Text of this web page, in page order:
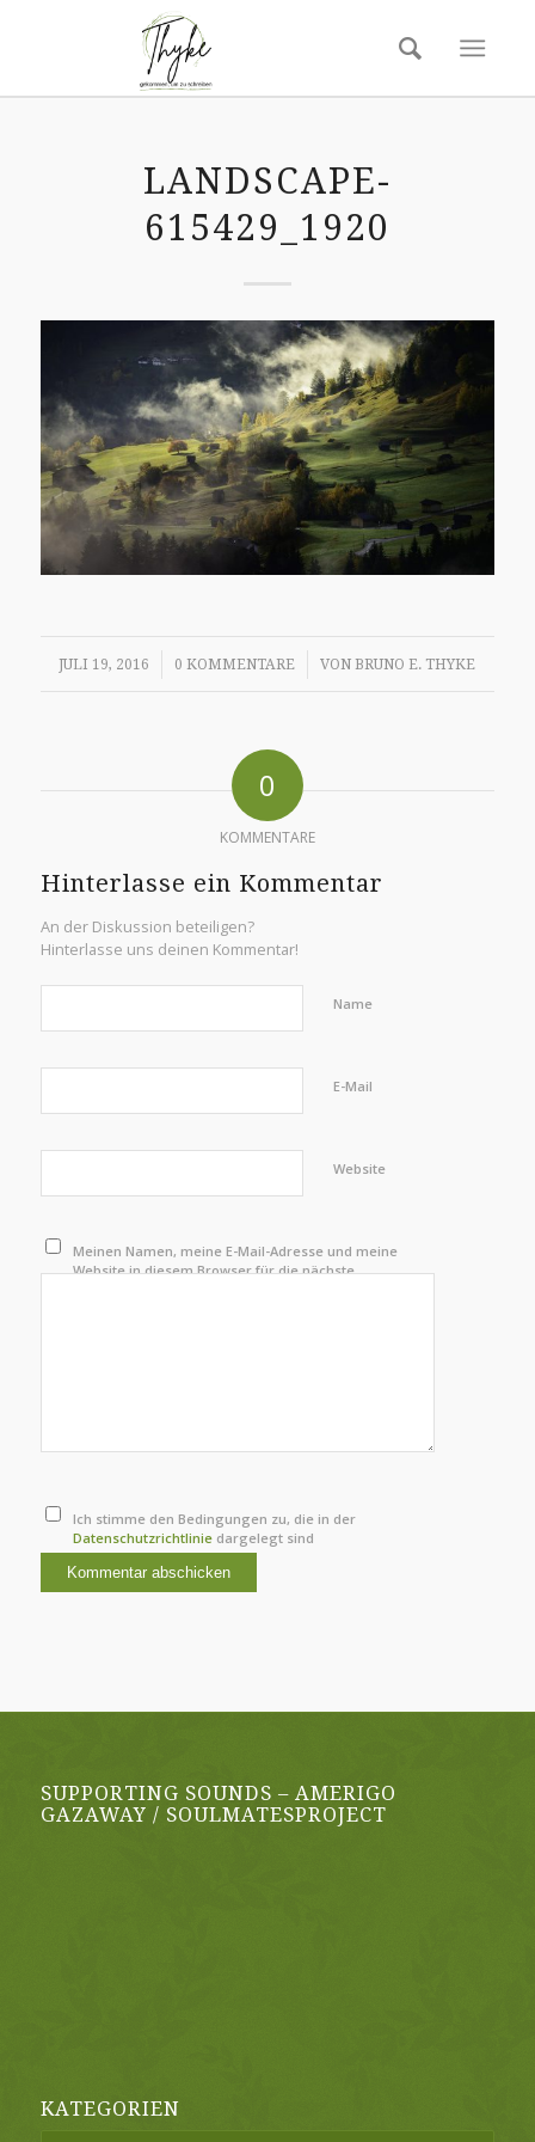
LANDSCAPE-
615429_1920
JULI 19, 2016
/ 0 KOMMENTARE
/ VONBRUNO E. THYKE
0
KOMMENTARE
Hinterlasse ein Kommentar
An der Diskussion beteiligen?
Hinterlasse uns deinen Kommentar!
Name
E-Mail
Website
Meinen Namen, meine E-Mail-Adresse und meine
Website in diesem Browser für die nächste
Ich stimme den Bedingungen zu, die in der
Datenschutzrichtlinie dargelegt sind
SUPPORTING SOUNDS – AMERIGO
GAZAWAY / SOULMATESPROJECT
KATEGORIEN